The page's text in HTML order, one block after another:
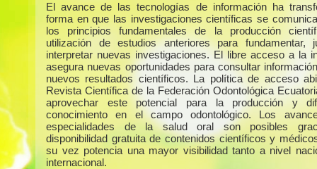
El avance de las tecnologías de información ha
forma en que las investigaciones científicas se
los principios fundamentales de la producción
utilización de estudios anteriores para fundamentar,
interpretar nuevas investigaciones. El libre acceso a la
asegura nuevas oportunidades para consultar
nuevos resultados científicos. La política de acceso
Revista Científica de la Federación Odontológica
aprovechar este potencial para la producción y
conocimiento en el campo odontológico. Los
especialidades de la salud oral son posibles
disponibilidad gratuita de contenidos científicos y
su vez potencia una mayor visibilidad tanto a nivel
internacional.